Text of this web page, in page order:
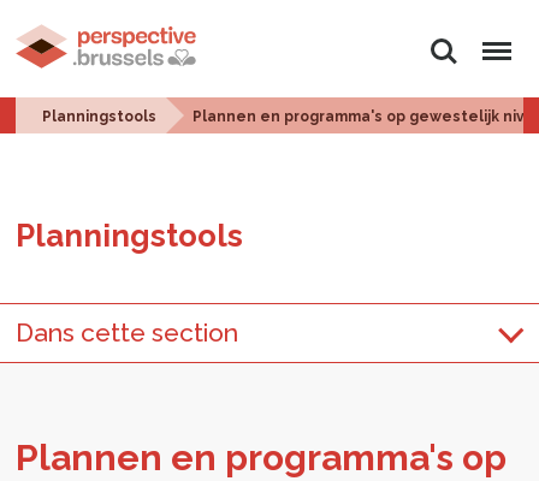
Zoeken Menu
Planningstools Plannen en programma's op gewestelijk
Plan­ningstools
Dans cette section
Plan­nen en pro­gram­ma's op